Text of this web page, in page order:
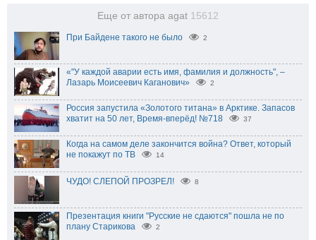
Еще от автора agat 15612
При Байдене такого не было 2
«"У каждой аварии есть имя, фамилия и должность", –
Лазарь Моисеевич Каганович»
2
Россия запустила «Золотого титана» в Арктике. Запасов
хватит на 50 лет, Время-вперёд! №718
37
Когда на самом деле закончится война? Ответ, который
не покажут по ТВ
14
ЧУДО! СЛЕПОЙ ПРОЗРЕЛ! 8
Презентация книги "Русские не сдаются" пошла не по
плану Старикова
2